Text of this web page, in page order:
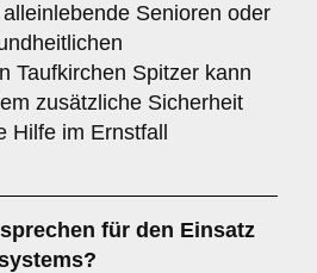
Senioren oder
Taufkirchen Spitzer kann
zusätzliche Sicherheit
Hilfe im Ernstfall
für den Einsatz